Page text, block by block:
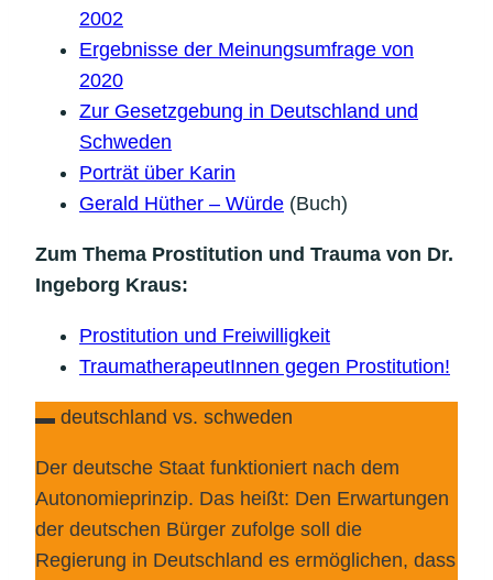
2002
Ergebnisse der Meinungsumfrage von
2020
Zur Gesetzgebung in Deutschland und
Schweden
Porträt über Karin
Gerald Hüther – Würde (Buch)
Zum Thema Prostitution und Trauma von Dr.
Ingeborg Kraus:
Prostitution und Freiwilligkeit
TraumatherapeutInnen gegen Prostitution!
▬ deutschland vs. schweden
Der deutsche Staat funktioniert nach dem
Autonomieprinzip. Das heißt: Den Erwartungen
der deutschen Bürger zufolge soll die
Regierung in Deutschland es ermöglichen, dass